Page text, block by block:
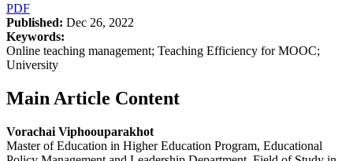
PDF
Published: Dec 26, 2022
Keywords:
Online teaching management; Teaching Efficiency for MOOC;
University
Main Article Content
Vorachai Viphoouparakhot
Master of Education in Higher Education Program, Educational